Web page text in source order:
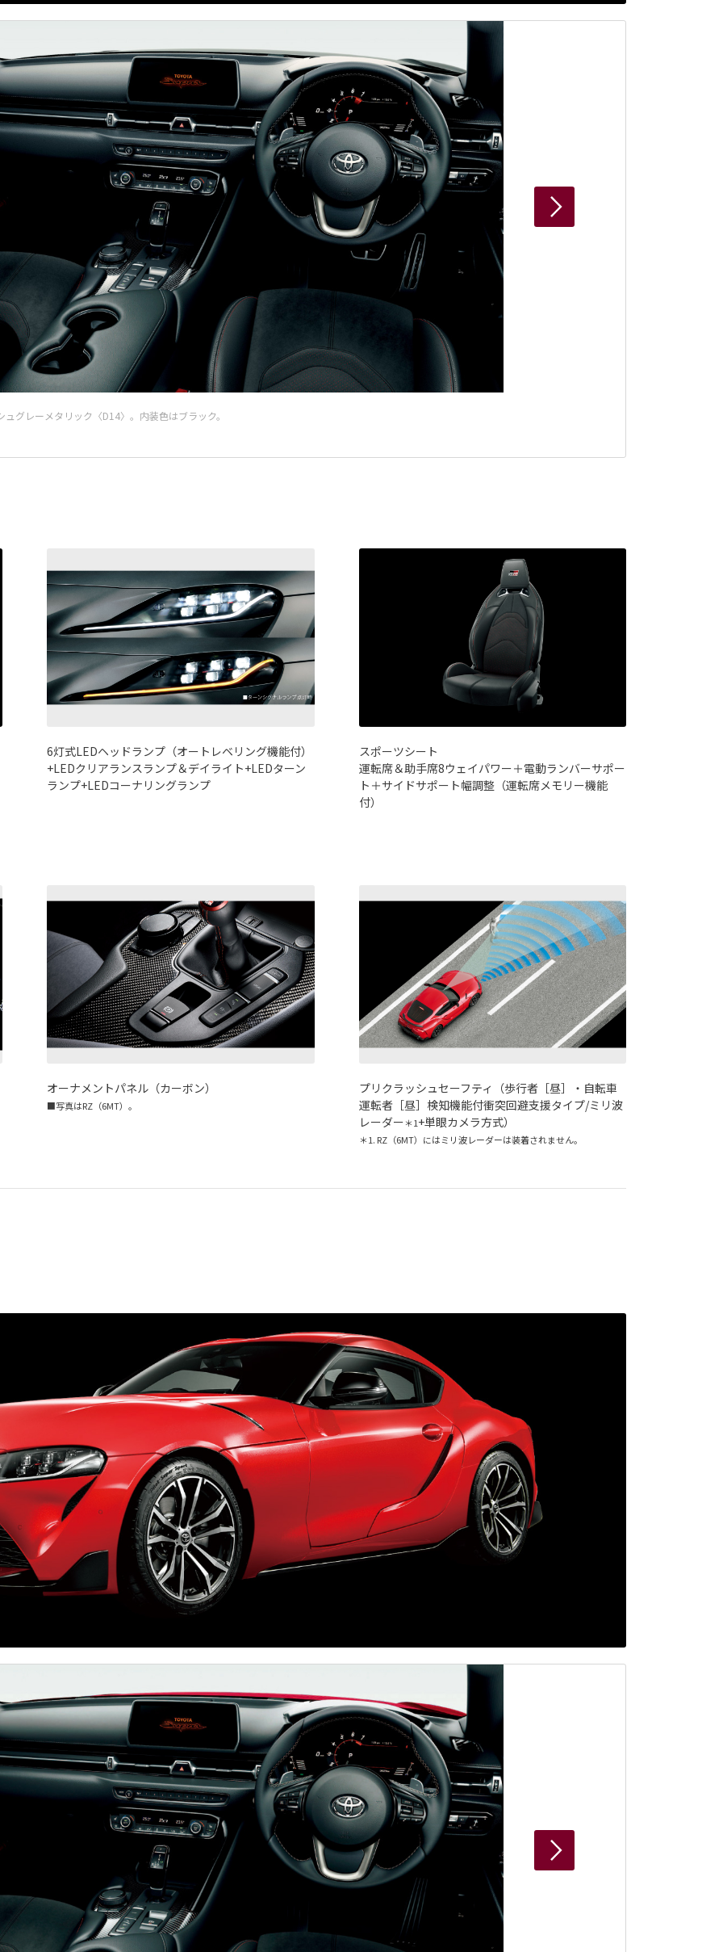
グレーメタリック〈D14〉。内装色はブラック。
6灯式LEDヘッドランプ（オートレベリング機能付）
+LEDクリアランスランプ＆デイライト+LEDターン
ランプ+LEDコーナリングランプ
スポーツシート
運転席＆助手席8ウェイパワー＋電動ランバーサポー
ト＋サイドサポート幅調整（運転席メモリー機能
付）
オーナメントパネル（カーボン）
■写真はRZ（6MT）。
プリクラッシュセーフティ（歩行者［昼］・自転車
運転者［昼］検知機能付衝突回避支援タイプ/ミリ波
レーダー＊1+単眼カメラ方式）
＊1. RZ（6MT）にはミリ波レーダーは装着されません。